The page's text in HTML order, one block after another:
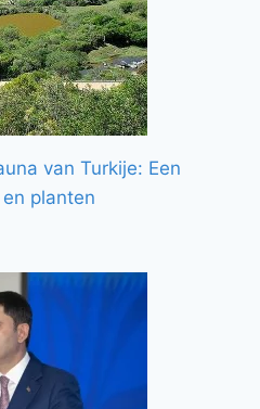
van Turkije: Een
planten